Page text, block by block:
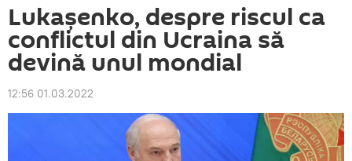
Lukașenko, despre riscul ca
conflictul din Ucraina să
devină unul mondial
12:56 01.03.2022